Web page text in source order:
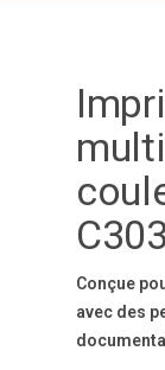
Conçue
avec des